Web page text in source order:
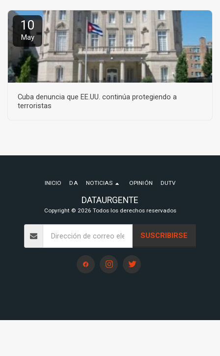
10
May
Cuba denuncia que EE.UU. continúa protegiendo a
terroristas
DATAURGENTE
Copyright © 2026 Todos los derechos reservados
INICIO DA NOTICIAS OPINIÓN DUTV
SUSCRIBIRSE